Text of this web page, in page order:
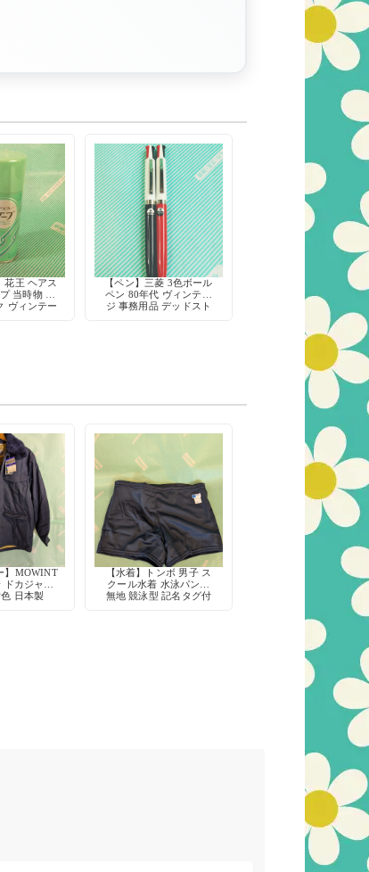
花王 ヘアス
当時物 デ
ヴィンテー
【ペン】三菱 3色ボール
ペン 80年代 ヴィンテー
ジ 事務用品 デッドスト
】MOWINT
カジャン
日本製
【水着】トンボ 男子 ス
クール水着 水泳パンツ
無地 競泳型 記名タグ付